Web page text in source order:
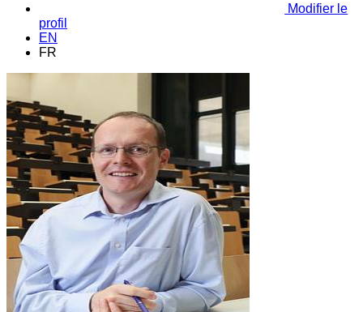
Modifier le
profil
EN
FR